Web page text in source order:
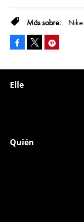
Nike
Facebook
Elle
Quién